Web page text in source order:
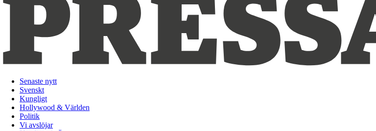
Senaste nytt
Svenskt
Kungligt
Hollywood & Världen
Politik
Vi avslöjar